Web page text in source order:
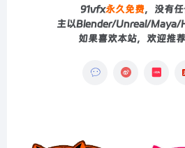
91vfx永久免费，没有
主以Blender/Unreal/Maya/
如果喜欢本站，欢迎推